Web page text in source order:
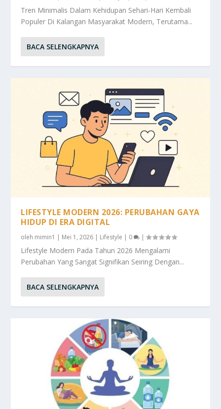
Tren Minimalis Dalam Kehidupan Sehari-Hari Kembali
Populer Di Kalangan Masyarakat Modern, Terutama...
BACA SELENGKAPNYA
LIFESTYLE MODERN 2026: PERUBAHAN GAYA
HIDUP DI ERA DIGITAL
oleh mimin1 | Mei 1, 2026 | Lifestyle | 0 |
Lifestyle Modern Pada Tahun 2026 Mengalami
Perubahan Yang Sangat Signifikan Seiring Dengan...
BACA SELENGKAPNYA